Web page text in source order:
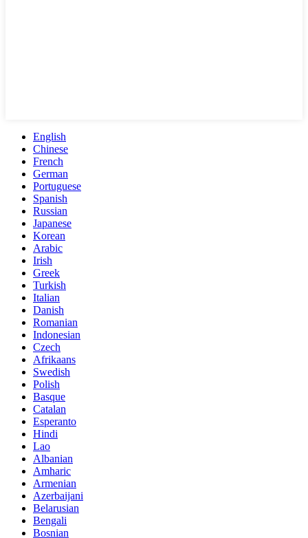
English
Chinese
French
German
Portuguese
Spanish
Russian
Japanese
Korean
Arabic
Irish
Greek
Turkish
Italian
Danish
Romanian
Indonesian
Czech
Afrikaans
Swedish
Polish
Basque
Catalan
Esperanto
Hindi
Lao
Albanian
Amharic
Armenian
Azerbaijani
Belarusian
Bengali
Bosnian